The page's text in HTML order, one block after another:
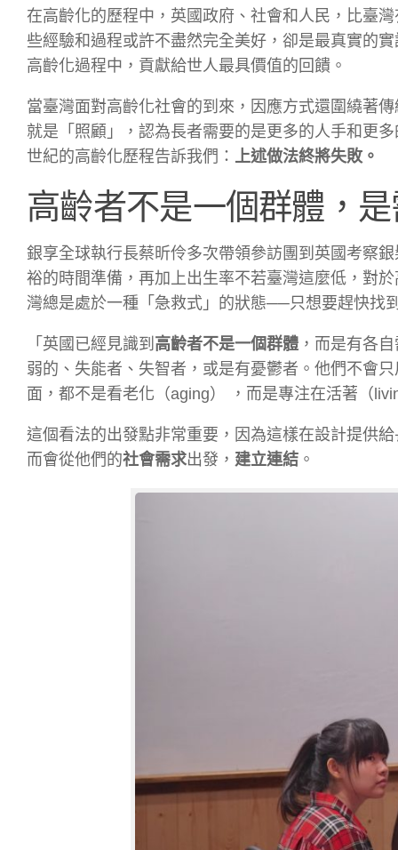
在高齡化的歷程中，英國政府、社會和人民，比臺
些經驗和過程或許不盡然完全美好，卻是最真實的
高齡化過程中，貢獻給世人最具價值的回饋。
當臺灣面對高齡化社會的到來，因應方式還圍繞著
就是「照顧」，認為長者需要的是更多的人手和更
世紀的高齡化歷程告訴我們：
上述做法終將失敗。
高齡者不是一個群體，
銀享全球執行長蔡昕伶多次帶領參訪團到英國考察
裕的時間準備，再加上出生率不若臺灣這麼低，對
灣總是處於一種「急救式」的狀態──只想要趕快找
「英國已經見識到 高齡者不是一個群體 ，而是有各
弱的、失能者、失智者，或是有憂鬱者。他們不會
面，都不是看老化（aging） ，而是專注在活著（
這個看法的出發點非常重要，因為這樣在設計提供
而會從他們的社會需求出發， 建立連結 。